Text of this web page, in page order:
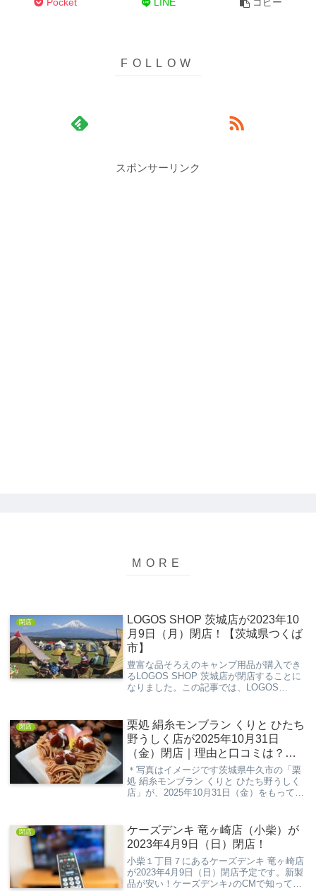
スポンサーリンク
閉店
LOGOS SHOP 茨城店が2023年10
月9日（月）閉店！【茨城県つくば
市】
豊富な品そろえのキャンプ用品が購入でき
るLOGOS SHOP 茨城店が閉店することに
なりました。この記事では、LOGOS
しれません。お手数ですが公式HPやS...
閉店
栗処 絹糸モンブラン くりと ひたち
野うしく店が2025年10月31日
（金）閉店｜理由と口コミは？
【西友ひたち野うしく店】
＊写真はイメージです茨城県牛久市の「栗
処 絹糸モンブラン くりと ひたち野うしく
店」が、2025年10月31日（金）をもって閉
同施設内に入っていた当店も営...
閉店
ケーズデンキ 竜ヶ崎店（小柴）が
2023年4月9日（日）閉店！
小柴１丁目７にあるケーズデンキ 竜ヶ崎店
が2023年4月9日（日）閉店予定です。新製
品が安い！ケーズデンキ♪のCMで知ってい